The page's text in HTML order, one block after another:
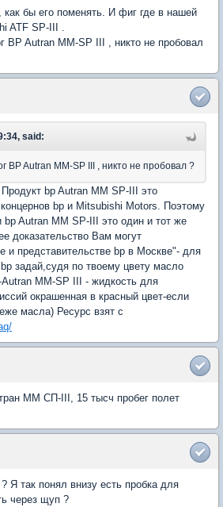
как бы его поменять. И фиг где в нашей
ATF SP-III .
BP Autran MM-SP III , никто не пробовал
said:
BP Autran MM-SP III , никто не пробовал ?
bp Autran MM SP-III это
bp и Mitsubishi Motors. Поэтому
bp Autran MM SP-III это один и тот же
доказательство Вам могут
и представительстве bp в Москве"- для
задай,судя по твоему цвету масло
MM-SP III - жидкость для
окрашенная в красный цвет-если
масла) Ресурс взят с
ММ СП-III, 15 тысч пробег полет
Я так понял внизу есть пробка для
через щуп ?